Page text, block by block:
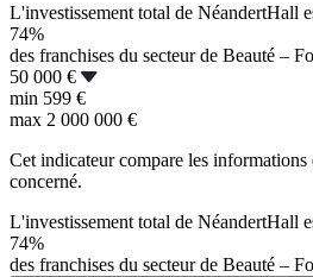
L'investissement total de NéandertHall
74%
des franchises du secteur de Beauté –
50 000 €
min 599 €
max 2 000 000 €
Cet indicateur compare les informations
concerné.
L'investissement total de NéandertHall
74%
des franchises du secteur de Beauté –